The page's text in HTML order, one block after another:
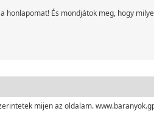
honlapomat! És mondjátok meg, hogy
mijen az oldalam.